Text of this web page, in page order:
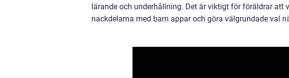
lärande och underhållning. Det är viktigt för föräldrar att
nackdelarna med barn appar och göra välgrundade val